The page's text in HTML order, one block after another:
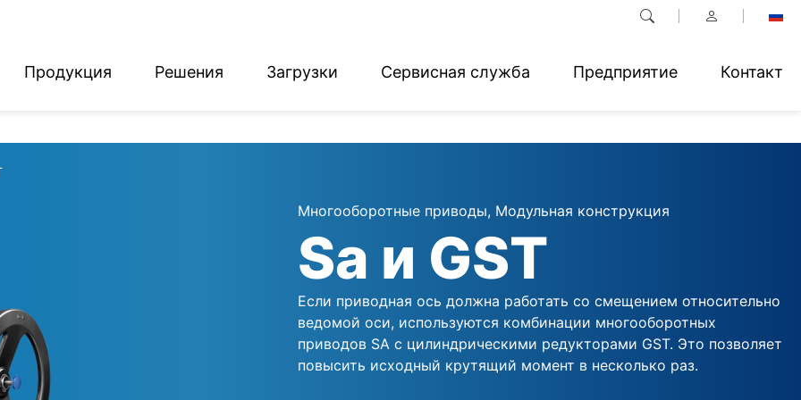
Продукция Решения Загрузки Сервисная служба Предприятие Контакт
Deutsch
Многооборотные приводы, Модульная конструкция
Sa и GST
Если приводная ось должна работать со смещением относительно
ведомой оси, используются комбинации многооборотных
приводов SA с цилиндрическими редукторами GST. Это позволяет
повысить исходный крутящий момент в несколько раз.